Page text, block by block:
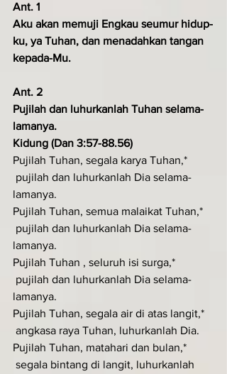
Ant. 1
Aku akan memuji Engkau seumur hidup­
ku, ya Tuhan, dan menadahkan tangan
kepada-Mu.
Ant. 2
Pujilah dan luhurkanlah Tuhan selama-
lamanya.
Kidung (Dan 3:57-88.56)
Pujilah Tuhan, segala karya Tuhan,*
lamanya.
Pujilah Tuhan, semua malaikat Tuhan,*
lamanya.
Pujilah Tuhan , seluruh isi surga,*
lamanya.
Pujilah Tuhan, segala air di atas langit,*
angkasa raya Tuhan, luhurkanlah Dia.
Pujilah Tuhan, matahari dan bulan,*